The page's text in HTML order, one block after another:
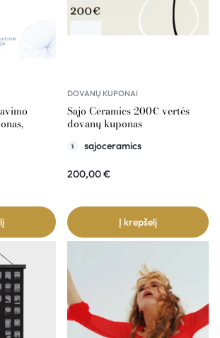
DOVANŲ KUPONAI
Sajo Ceramics 200€ vertės
dovanų kuponas
sajoceramics
200,00€
Į krepšelį